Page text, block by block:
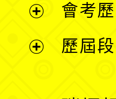
會考
歷屆